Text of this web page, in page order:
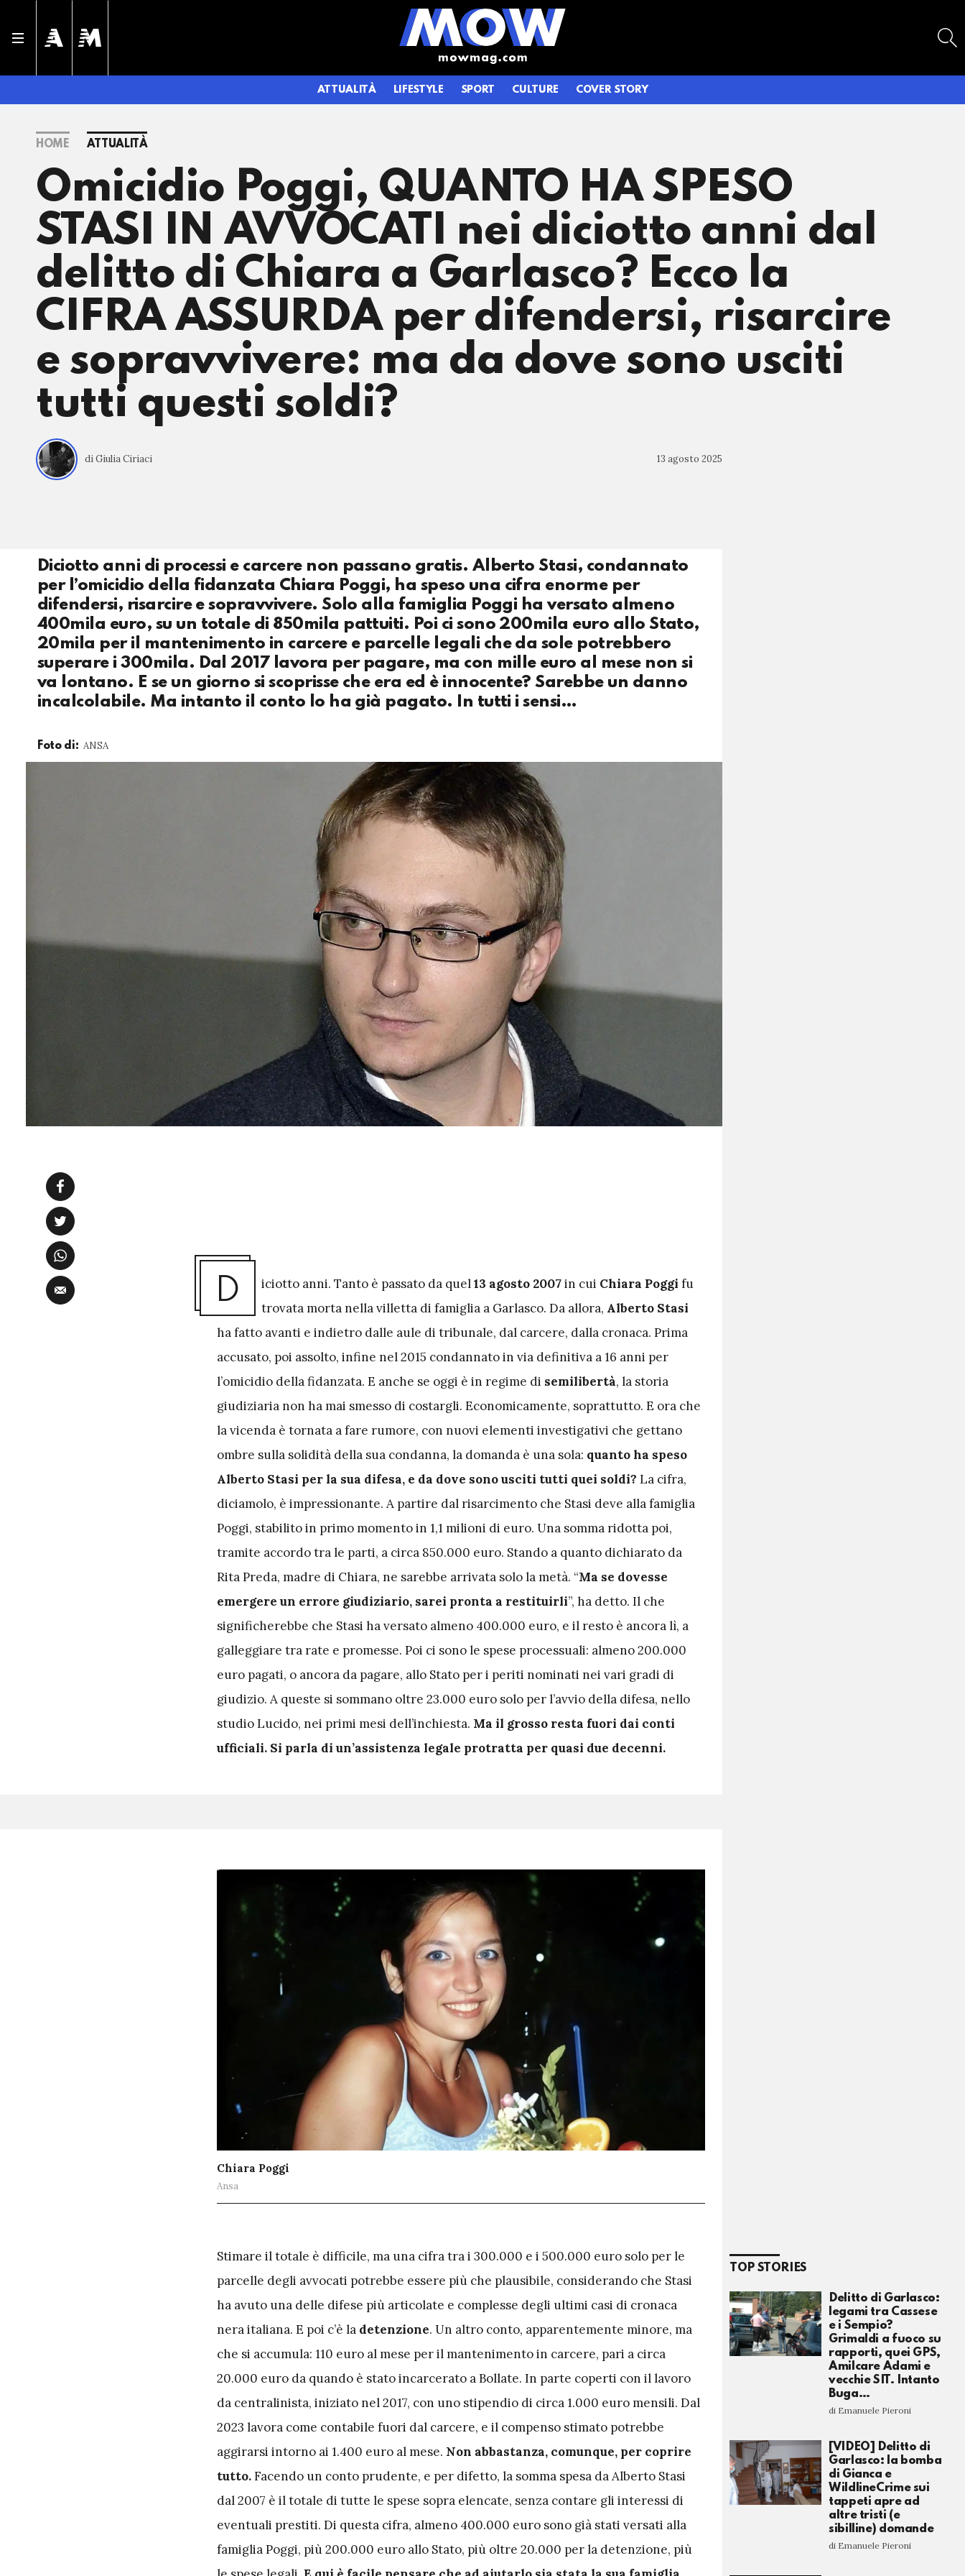
ATTUALITÀ LIFESTYLE SPORT CULTURE COVER STORY
HOME ATTUALITÀ
Omicidio Poggi, QUANTO HA SPESO
STASI IN AVVOCATI nei diciotto anni dal
delitto di Chiara a Garlasco? Ecco la
CIFRA ASSURDA per difendersi, risarcire
e sopravvivere: ma da dove sono usciti
tutti questi soldi?
di Giulia Ciriaci 13 agosto 2025
Diciotto anni di processi e carcere non passano gratis. Alberto Stasi, condannato
per l’omicidio della fidanzata Chiara Poggi, ha speso una cifra enorme per
difendersi, risarcire e sopravvivere. Solo alla famiglia Poggi ha versato almeno
400mila euro, su un totale di 850mila pattuiti. Poi ci sono 200mila euro allo Stato,
20mila per il mantenimento in carcere e parcelle legali che da sole potrebbero
superare i 300mila. Dal 2017 lavora per pagare, ma con mille euro al mese non si
va lontano. E se un giorno si scoprisse che era ed è innocente? Sarebbe un danno
incalcolabile. Ma intanto il conto lo ha già pagato. In tutti i sensi…
Foto di: ANSA
D iciotto anni. Tanto è passato da quel13 agosto 2007in cui Chiara Poggi fu
trovata morta nella villetta di famiglia a Garlasco. Da allora, Alberto Stasi
ha fatto avanti e indietro dalle aule di tribunale, dal carcere, dalla cronaca. Prima
accusato, poi assolto, infine nel 2015 condannato in via definitiva a 16 anni per
l’omicidio della fidanzata. E anche se oggi è in regime di semilibertà, la storia
giudiziaria non ha mai smesso di costargli. Economicamente, soprattutto. E ora che
la vicenda è tornata a fare rumore, con nuovi elementi investigativi che gettano
ombre sulla solidità della sua condanna, la domanda è una sola: quanto ha speso
Alberto Stasi per la sua difesa, e da dove sono usciti tutti quei soldi? La cifra,
diciamolo, è impressionante. A partire dal risarcimento che Stasi deve alla famiglia
Poggi, stabilito in primo momento in 1,1 milioni di euro. Una somma ridotta poi,
tramite accordo tra le parti, a circa 850.000 euro. Stando a quanto dichiarato da
Rita Preda, madre di Chiara, ne sarebbe arrivata solo la metà. “Ma se dovesse
emergere un errore giudiziario, sarei pronta a restituirli”, ha detto. Il che
significherebbe che Stasi ha versato almeno 400.000 euro, e il resto è ancora lì, a
galleggiare tra rate e promesse. Poi ci sono le spese processuali: almeno 200.000
euro pagati, o ancora da pagare, allo Stato per i periti nominati nei vari gradi di
giudizio. A queste si sommano oltre 23.000 euro solo per l’avvio della difesa, nello
studio Lucido, nei primi mesi dell’inchiesta. Ma il grosso resta fuori dai conti
ufficiali. Si parla di un’assistenza legale protratta per quasi due decenni.
Chiara Poggi
Ansa
Stimare il totale è difficile, ma una cifra tra i 300.000 e i 500.000 euro solo per le
parcelle degli avvocati potrebbe essere più che plausibile, considerando che Stasi
ha avuto una delle difese più articolate e complesse degli ultimi casi di cronaca
nera italiana. E poi c’è la detenzione. Un altro conto, apparentemente minore, ma
che si accumula: 110 euro al mese per il mantenimento in carcere, pari a circa
20.000 euro da quando è stato incarcerato a Bollate. In parte coperti con il lavoro
da centralinista, iniziato nel 2017, con uno stipendio di circa 1.000 euro mensili. Dal
2023 lavora come contabile fuori dal carcere, e il compenso stimato potrebbe
aggirarsi intorno ai 1.400 euro al mese. Non abbastanza, comunque, per coprire
tutto.Facendo un conto prudente, e per difetto, la somma spesa da Alberto Stasi
dal 2007 è il totale di tutte le spese sopra elencate, senza contare gli interessi di
eventuali prestiti. Di questa cifra, almeno 400.000 euro sono già stati versati alla
famiglia Poggi, più 200.000 euro allo Stato, più oltre 20.000 per la detenzione, più
TOP STORIES
Delitto di Garlasco:
legami tra Cassese
e i Sempio?
Grimaldi a fuoco su
rapporti, quei GPS,
Amilcare Adami e
vecchie SIT. Intanto
Buga…
di Emanuele Pieroni
[VIDEO] Delitto di
Garlasco: la bomba
di Gianca e
WildlineCrime sui
tappeti apre ad
altre tristi (e
sibilline) domande
di Emanuele Pieroni